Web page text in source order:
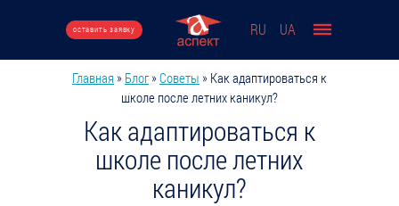
оставить заявку RU UA
Вы здесь
Главная » Блог »Советы » Как адаптироваться к
школе после летних каникул?
Как адаптироваться к
школе после летних
каникул?